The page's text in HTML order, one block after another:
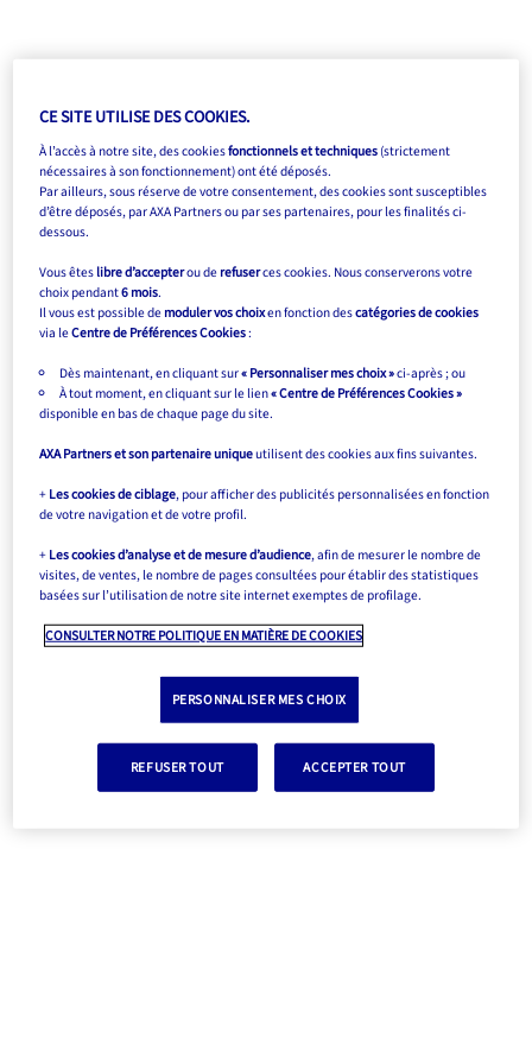
CE SITE UTILISE DES COOKIES.
À l’accès à notre site, des cookiesfonctionnels et techniques(strictement
nécessaires à son fonctionnement) ont été déposés.
Par ailleurs, sous réserve de votre consentement, des cookies sont susceptibles
d’être déposés, par AXA Partners ou par ses partenaires, pour les finalités ci-
dessous.
Vous êteslibre d’accepterou derefuserces cookies. Nous conserverons votre
choix pendant6 mois.
Il vous est possible demoduler vos choixen fonction descatégories de cookies
via leCentre de Préférences Cookies:
Dès maintenant, en cliquant sur« Personnaliser mes choix »ci-après ; ou
À tout moment, en cliquant sur le lien« Centre de Préférences Cookies »
disponible en bas de chaque page du site.
AXA Partners et son partenaire uniqueutilisent des cookies aux fins suivantes.
+Les cookies de ciblage, pour afficher des publicités personnalisées en fonction
de votre navigation et de votre profil.
+Les cookies d’analyse et de mesure d’audience, afin de mesurer le nombre de
visites, de ventes, le nombre de pages consultées pour établir des statistiques
basées sur l’utilisation de notre site internet exemptes de profilage.
CONSULTER NOTRE POLITIQUE EN MATIÈRE DE COOKIES
PERSONNALISER MES CHOIX
REFUSER TOUT ACCEPTER TOUT